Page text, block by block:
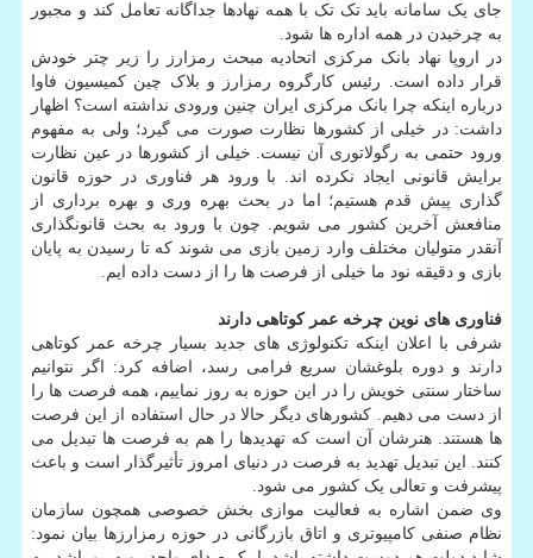
جای یک سامانه باید تک تک با همه نهادها جداگانه تعامل کند و مجبور
به چرخیدن در همه اداره ها شود.
در اروپا نهاد بانک مرکزی اتحادیه مبحث رمزارز را زیر چتر خودش
قرار داده است. رئیس کارگروه رمزارز و بلاک چین کمیسیون فاوا
درباره اینکه چرا بانک مرکزی ایران چنین ورودی نداشته است؟ اظهار
داشت: در خیلی از کشورها نظارت صورت می گیرد؛ ولی به مفهوم
ورود حتمی به رگولاتوری آن نیست. خیلی از کشورها در عین نظارت
برایش قانونی ایجاد نکرده اند. با ورود هر فناوری در حوزه قانون
گذاری پیش قدم هستیم؛ اما در بحث بهره وری و بهره برداری از
منافعش آخرین کشور می شویم. چون با ورود به بحث قانونگذاری
آنقدر متولیان مختلف وارد زمین بازی می شوند که تا رسیدن به پایان
بازی و دقیقه نود ما خیلی از فرصت ها را از دست داده ایم.
فناوری های نوین چرخه عمر کوتاهی دارند
شرفی با اعلان اینکه تکنولوژی های جدید بسیار چرخه عمر کوتاهی
دارند و دوره بلوغشان سریع فرامی رسد، اضافه کرد: اگر نتوانیم
ساختار سنتی خویش را در این حوزه به روز نماییم، همه فرصت ها را
از دست می دهیم. کشورهای دیگر حالا در حال استفاده از این فرصت
ها هستند. هنرشان آن است که تهدیدها را هم به فرصت ها تبدیل می
کنند. این تبدیل تهدید به فرصت در دنیای امروز تأثیرگذار است و باعث
پیشرفت و تعالی یک کشور می شود.
وی ضمن اشاره به فعالیت موازی بخش خصوصی همچون سازمان
نظام صنفی کامپیوتری و اتاق بازرگانی در حوزه رمزارزها بیان نمود: